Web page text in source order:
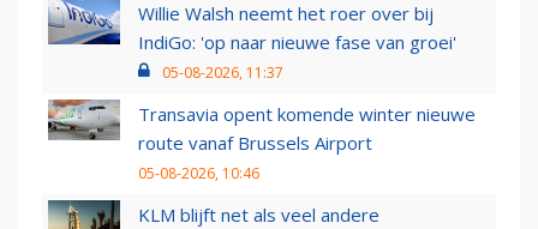
Willie Walsh neemt het roer over bij
IndiGo: 'op naar nieuwe fase van groei'
05-08-2026, 11:37
Transavia opent komende winter nieuwe
route vanaf Brussels Airport
05-08-2026, 10:46
KLM blijft net als veel andere